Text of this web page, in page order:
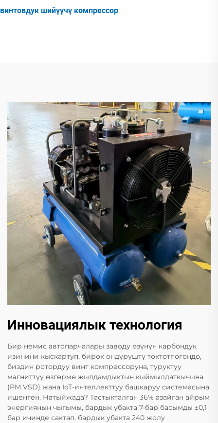
винтовдук шийүүчү компрессор
Инновациялык технология
Бир немис автопарчалары заводу өзүнүн карбондук
изинини кыскартуп, бирок өндүрүштү токтотпогондо,
биздин ротордуу винт компрессоруна, туруктуу
магниттүү өзгөрмө жылдамдыктын кыймылдаткычына
(PM VSD) жана IoT-интеллекттуу башкаруу системасына
ишенген. Натыйжада? Тастыкталган 36% азайган айрым
энергиянын чыгымы, бардык убакта 7-бар басымды ±0,1
бар ичинде сактап, бардык убакта 240 жолу